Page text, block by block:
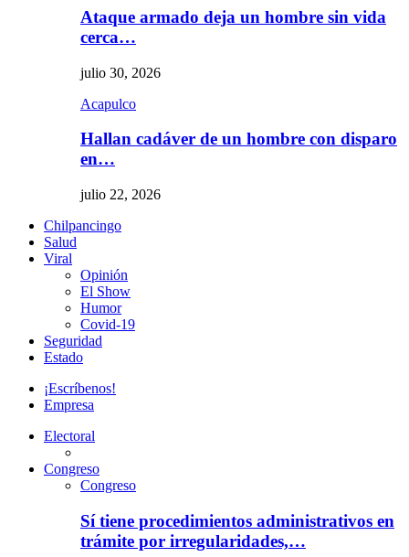
Ataque armado deja un hombre sin vida
cerca…
julio 30, 2026
Acapulco
Hallan cadáver de un hombre con disparo
en…
julio 22, 2026
Chilpancingo
Salud
Viral
Opinión
El Show
Humor
Covid-19
Seguridad
Estado
¡Escríbenos!
Empresa
Electoral
Congreso
Congreso
Sí tiene procedimientos administrativos en
trámite por irregularidades,…